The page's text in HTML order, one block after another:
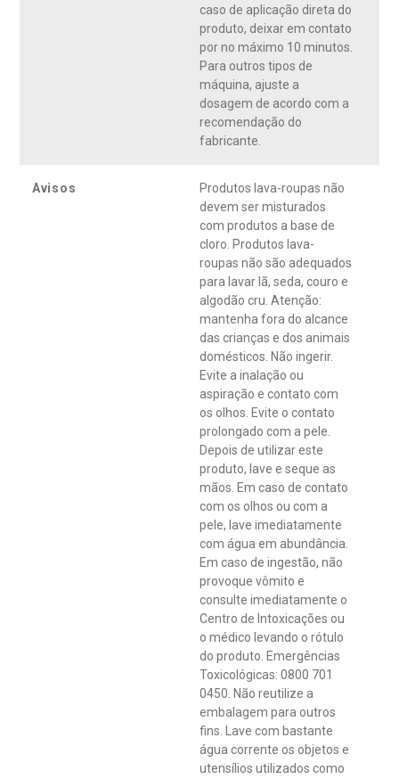
caso de aplicação direta do
produto, deixar em contato
por no máximo 10 minutos.
Para outros tipos de
máquina, ajuste a
dosagem de acordo com a
recomendação do
fabricante.
Avisos
Produtos lava-roupas não
devem ser misturados
com produtos a base de
cloro. Produtos lava-
roupas não são adequados
para lavar lã, seda, couro e
algodão cru. Atenção:
mantenha fora do alcance
das crianças e dos animais
domésticos. Não ingerir.
Evite a inalação ou
aspiração e contato com
os olhos. Evite o contato
prolongado com a pele.
Depois de utilizar este
produto, lave e seque as
mãos. Em caso de contato
com os olhos ou com a
pele, lave imediatamente
com água em abundância.
Em caso de ingestão, não
provoque vômito e
consulte imediatamente o
Centro de Intoxicações ou
o médico levando o rótulo
do produto. Emergências
Toxicológicas: 0800 701
0450. Não reutilize a
embalagem para outros
fins. Lave com bastante
água corrente os objetos e
utensílios utilizados como